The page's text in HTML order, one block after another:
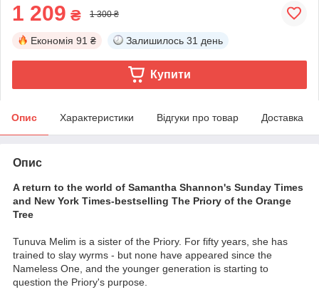
1 209 ₴ 1 300 ₴
Економія 91 ₴ Залишилось 31 день
Купити
Опис Характеристики Відгуки про товар Доставка
Опис
A return to the world of Samantha Shannon's Sunday Times
and New York Times-bestselling The Priory of the Orange
Tree
Tunuva Melim is a sister of the Priory. For fifty years, she has
trained to slay wyrms - but none have appeared since the
Nameless One, and the younger generation is starting to
question the Priory's purpose.